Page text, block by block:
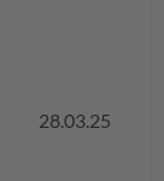
28.03.25